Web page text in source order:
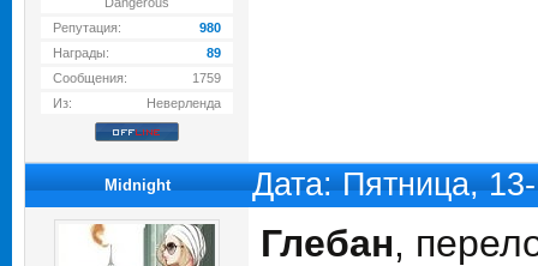
Репутация:
980
Награды:
89
Сообщения:
1759
Из:
Неверленда
Midnight Дата: Пятница,
Глебан,